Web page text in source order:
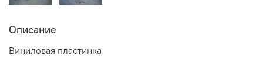
Описание
Виниловая пластинка